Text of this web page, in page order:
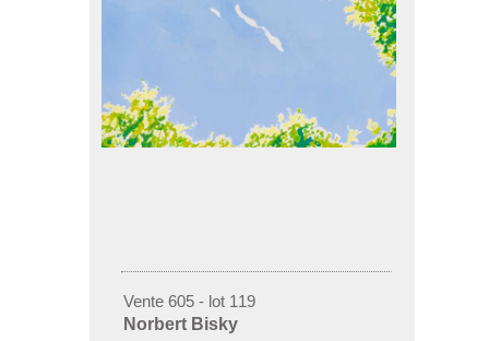
Vente 605 - lot 119
Norbert Bisky